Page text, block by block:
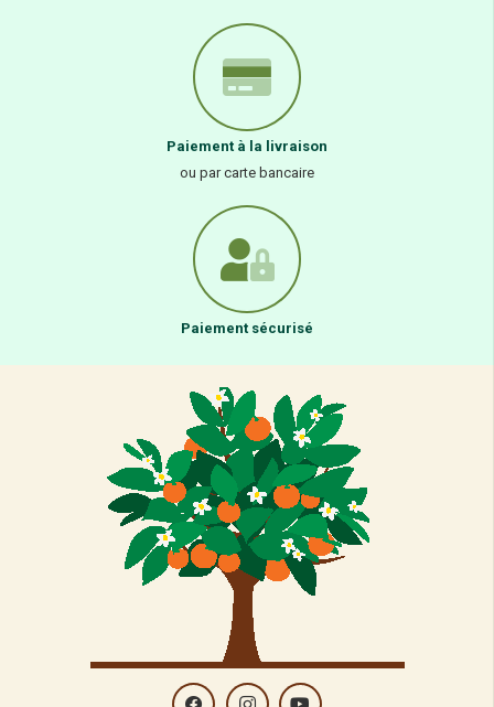
Paiement à la livraison
ou par carte bancaire
Paiement sécurisé